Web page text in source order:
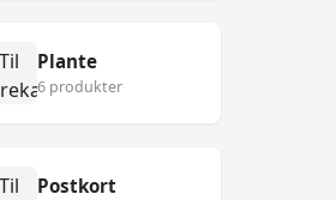
Plante
6 produkter
Postkort